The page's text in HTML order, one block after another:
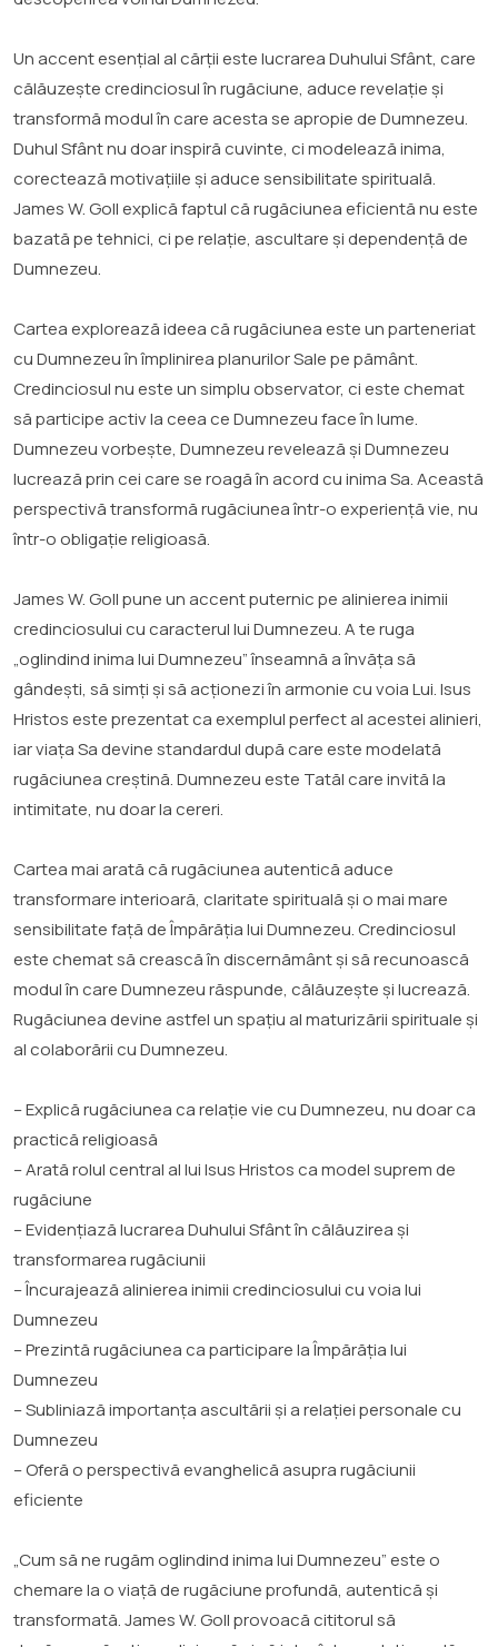
Un accent esențial al cărții este lucrarea Duhului Sfânt, care
călăuzește credinciosul în rugăciune, aduce revelație și
transformă modul în care acesta se apropie de Dumnezeu.
Duhul Sfânt nu doar inspiră cuvinte, ci modelează inima,
corectează motivațiile și aduce sensibilitate spirituală.
James W. Goll explică faptul că rugăciunea eficientă nu este
bazată pe tehnici, ci pe relație, ascultare și dependență de
Dumnezeu.
Cartea explorează ideea că rugăciunea este un parteneriat
cu Dumnezeu în împlinirea planurilor Sale pe pământ.
Credinciosul nu este un simplu observator, ci este chemat
să participe activ la ceea ce Dumnezeu face în lume.
Dumnezeu vorbește, Dumnezeu revelează și Dumnezeu
lucrează prin cei care se roagă în acord cu inima Sa. Această
perspectivă transformă rugăciunea într-o experiență vie, nu
într-o obligație religioasă.
James W. Goll pune un accent puternic pe alinierea inimii
credinciosului cu caracterul lui Dumnezeu. A te ruga
„oglindind inima lui Dumnezeu” înseamnă a învăța să
gândești, să simți și să acționezi în armonie cu voia Lui. Isus
Hristos este prezentat ca exemplul perfect al acestei alinieri,
iar viața Sa devine standardul după care este modelată
rugăciunea creștină. Dumnezeu este Tatăl care invită la
intimitate, nu doar la cereri.
Cartea mai arată că rugăciunea autentică aduce
transformare interioară, claritate spirituală și o mai mare
sensibilitate față de Împărăția lui Dumnezeu. Credinciosul
este chemat să crească în discernământ și să recunoască
modul în care Dumnezeu răspunde, călăuzește și lucrează.
Rugăciunea devine astfel un spațiu al maturizării spirituale și
al colaborării cu Dumnezeu.
– Explică rugăciunea ca relație vie cu Dumnezeu, nu doar ca
practică religioasă
– Arată rolul central al lui Isus Hristos ca model suprem de
rugăciune
– Evidențiază lucrarea Duhului Sfânt în călăuzirea și
transformarea rugăciunii
– Încurajează alinierea inimii credinciosului cu voia lui
Dumnezeu
– Prezintă rugăciunea ca participare la Împărăția lui
Dumnezeu
– Subliniază importanța ascultării și a relației personale cu
Dumnezeu
– Oferă o perspectivă evanghelică asupra rugăciunii
eficiente
„Cum să ne rugăm oglindind inima lui Dumnezeu” este o
chemare la o viață de rugăciune profundă, autentică și
transformată. James W. Goll provoacă cititorul să